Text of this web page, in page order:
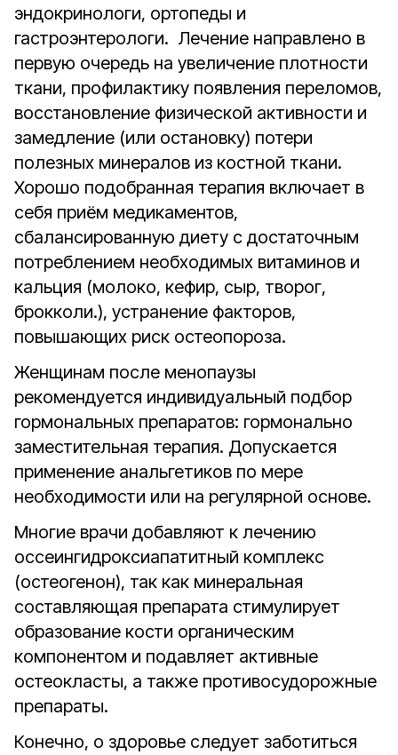
эндокринологи, ортопеды и
гастроэнтерологи. Лечение направлено в
первую очередь на увеличение плотности
ткани, профилактику появления переломов,
восстановление физической активности и
замедление (или остановку) потери
полезных минералов из костной ткани.
Хорошо подобранная терапия включает в
себя приём медикаментов,
сбалансированную диету с достаточным
потреблением необходимых витаминов и
кальция (молоко, кефир, сыр, творог,
брокколи.), устранение факторов,
повышающих риск остеопороза.
Женщинам после менопаузы
рекомендуется индивидуальный подбор
гормональных препаратов: гормонально
заместительная терапия. Допускается
применение анальгетиков по мере
необходимости или на регулярной основе.
Многие врачи добавляют к лечению
оссеингидроксиапатитный комплекс
(остеогенон), так как минеральная
составляющая препарата стимулирует
образование кости органическим
компонентом и подавляет активные
остеокласты, а также противосудорожные
препараты.
Конечно, о здоровье следует заботиться